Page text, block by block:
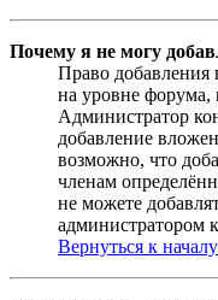
Почему я не могу
Право добавления
на уровне форума,
Администратор
добавление
возможно, что
членам
не можете
администратором
Вернуться к началу